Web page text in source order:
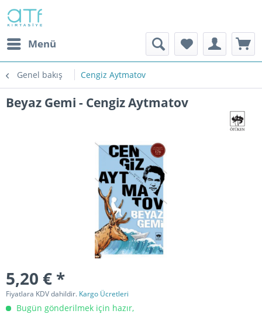
Menü
Genel bakış Cengiz Aytmatov
Beyaz Gemi - Cengiz Aytmatov
5,20 € *
Fiyatlara KDV dahildir. Kargo Ücretleri
Bugün gönderilmek için hazır,